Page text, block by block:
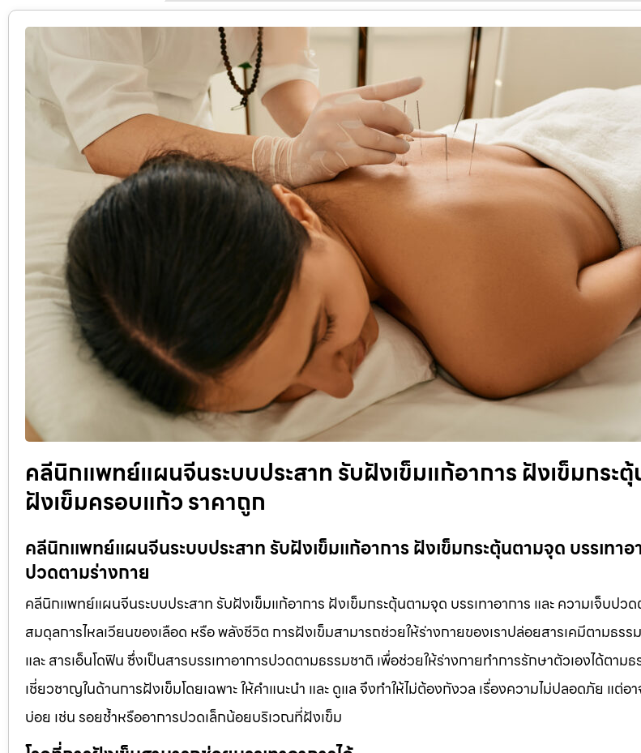
คลีนิกแพทย์แผนจีนระบบประสาท รับฝังเข็มแก้อาการ ฝังเข็มกระ
ฝังเข็มครอบแก้ว ราคาถูก
คลีนิกแพทย์แผนจีนระบบประสาท รับฝังเข็มแก้อาการ ฝังเข็มกระตุ้นตามจุด บรรเทาอ
ปวดตามร่างกาย
คลีนิกแพทย์แผนจีนระบบประสาท รับฝังเข็มแก้อาการ ฝังเข็มกระตุ้นตามจุด บรรเทาอาการ และ ความเจ็บปว
สมดุลการไหลเวียนของเลือด หรือ พลังชีวิต การฝังเข็มสามารถช่วยให้ร่างกายของเราปล่อยสารเคมีตามธรร
และ สารเอ็นโดฟิน ซึ่งเป็นสารบรรเทาอาการปวดตามธรรมชาติ เพื่อช่วยให้ร่างกายทำการรักษาตัวเองได้ตาม
เชี่ยวชาญในด้านการฝังเข็มโดยเฉพาะ ให้คำแนะนำ และ ดูแล จึงทำให้ไม่ต้องกังวล เรื่องความไม่ปลอดภัย แต่
บ่อย เช่น รอยช้ำหรืออาการปวดเล็กน้อยบริเวณที่ฝังเข็ม